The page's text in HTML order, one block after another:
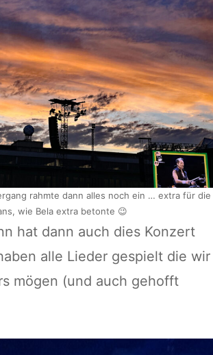
rahmte dann alles noch ein … extra für die
wie Bela extra betonte 😉
hat dann auch dies Konzert
alle Lieder gespielt die wir
mögen (und auch gehofft